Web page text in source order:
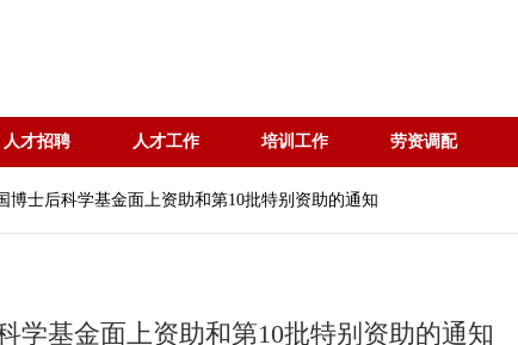
人才招聘 人才工作 培训工作 劳资调配
博士后科学基金面上资助和第10批特别资助的通知
学基金面上资助和第10批特别资助的通知